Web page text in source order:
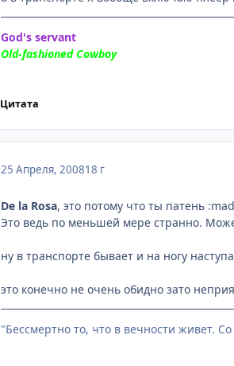
God's servant
Old-fashioned Cowboy
Цитата
25 Апреля, 200818 г
De la Rosa, это потому что ты патень
Это ведь по меньшей мере странно.
ну в транспорте бывает и на ногу
это конечно не очень обидно зато
"Бессмертно то, что в вечности живет.